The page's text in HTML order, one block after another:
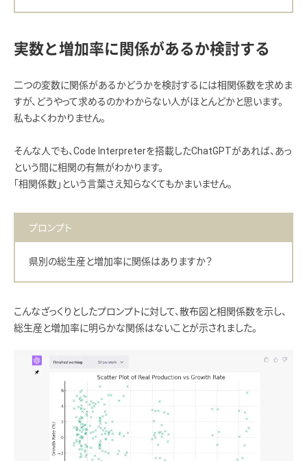
実数と増加率に関係があるか検討する
二つの変数に関係があるかどうかを検討するには相関係数を求めま
すが、どうやって求めるのかわからない人がほとんどかと思います。
私もよくわかりません。
そんな人でも、Code Interpreterを搭載したChatGPTがあれば、あっ
という間に相関の有無がわかります。
「相関係数」という言葉さえ知らなくてもかまいません。
プロンプト
県別の総生産と増加率に関係はありますか？
こんなざっくりとしたプロンプトに対して、散布図と相関係数を示し、
総生産と増加率に明らかな関係はないことが示されました。